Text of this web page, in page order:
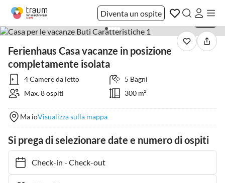
Diventa un ospite
Ferienhaus Casa vacanze in posizione
completamente isolata
4 Camere da letto
5 Bagni
Max. 8 ospiti
300 m²
Ma ioVisualizza sulla mappa
Si prega di selezionare date e numero di ospiti
Check-in- Check-out